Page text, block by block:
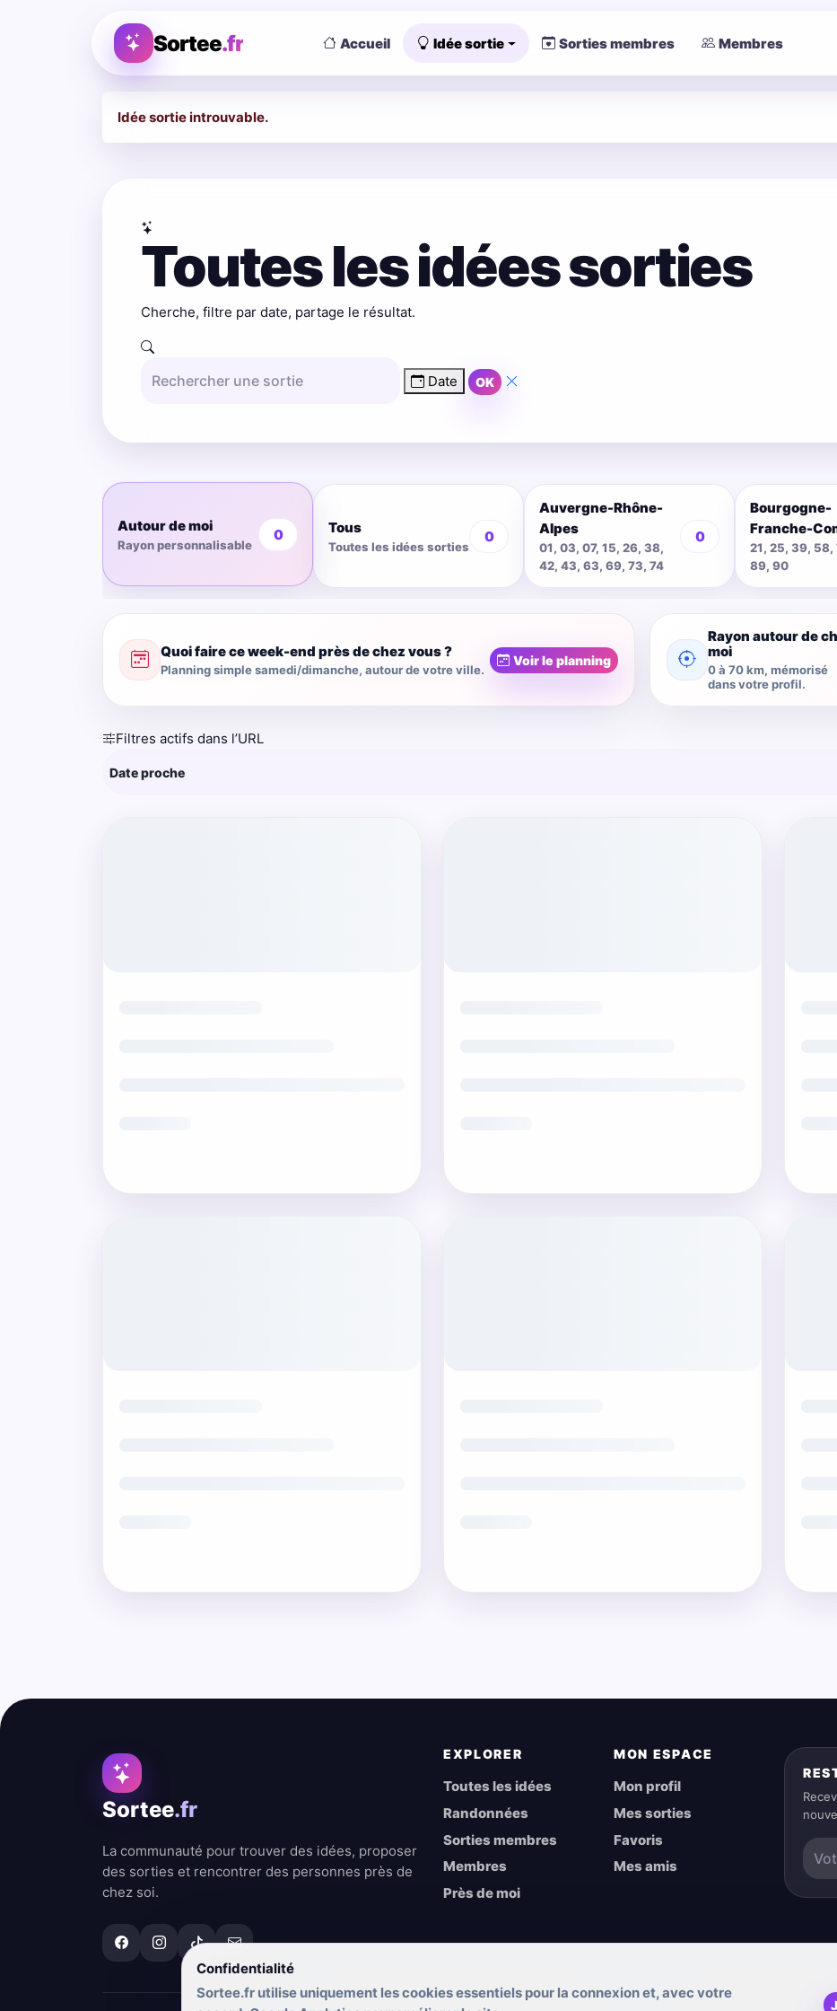
Sortee.fr Accueil Idée sortie Sorties membres Membres
Idée sortie introuvable.
Toutes les idées sorties
Cherche, filtre par date, partage le résultat.
Date OK
Autour de moi
Rayon personnalisable
0 Tous
Toutes les idées sorties
0
Auvergne-Rhône-
Alpes
01, 03, 07, 15, 26, 38,
42, 43, 63, 69, 73, 74
0
Bourgogne-
Franche-
21, 25, 39, 58,
89, 90
Quoi faire ce week-end près de chez vous ?
Planning simple samedi/dimanche, autour de votre ville.
Voir le planning
Rayon autour de
moi
0 à 70 km, mémorisé
dans votre profil.
Filtres actifs dans l’URL
Sortee.fr
La communauté pour trouver des idées, proposer
des sorties et rencontrer des personnes près de
chez soi.
EXPLORER
Toutes les idées
Randonnées
Sorties membres
Membres
Près de moi
MON ESPACE
Mon profil
Mes sorties
Favoris
Mes amis
Confidentialité
Sortee.fr utilise uniquement les cookies essentiels pour la connexion et, avec votre